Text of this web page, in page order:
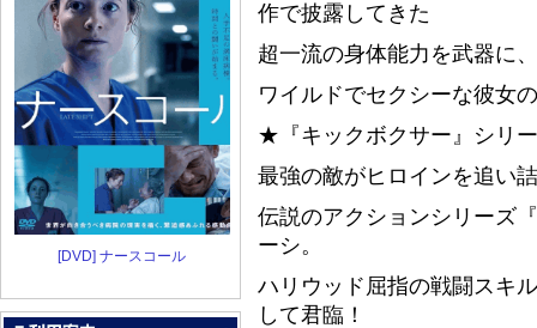
[DVD] ナースコール
作で披露してきた
超一流の身体能力を武器に
ワイルドでセクシーな彼女
★『キックボクサー』シリ
最強の敵がヒロインを追い
伝説のアクションシリーズ
ーシ。
ハリウッド屈指の戦闘スキ
して君臨！